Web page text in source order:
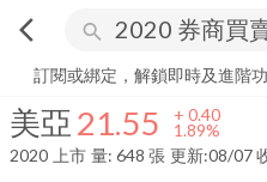
arrow_back_ios search
美亞 21.55+ 1.89%
訂閱或綁定，解鎖即時及進階
美亞 21.55 + 0.40
1.89%
2020 上市 量: 648 張 更新:08/07